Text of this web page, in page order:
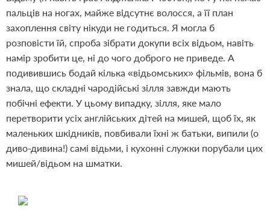
пальців на ногах, майже відсутнє волосся, а її план
захоплення світу нікуди не годиться. Я могла б
розповісти їй, спроба зібрати докупи всіх відьом, навіть
намір зробити це, ні до чого доброго не приведе. А
подивившись бодай кілька «відьомських» фільмів, вона б
знала, що складні чародійські зілля завжди мають
побічні ефекти. У цьому випадку, зілля, яке мало
перетворити усіх англійських дітей на мишей, щоб їх, як
маленьких шкідників, повбивали їхні ж батьки, випили (о
диво-дивина!) самі відьми, і кухонні служки порубали цих
мишей/відьом на шматки.